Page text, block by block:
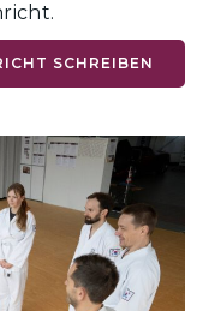
SCHREIBEN